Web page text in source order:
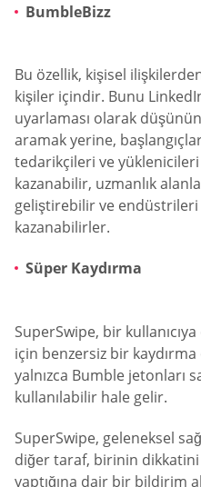
BumbleBizz
Bu özellik, kişisel
kişiler içindir. Bunu
uyarlaması olarak
aramak yerine,
tedarikçileri ve
kazanabilir, uzmanlık
geliştirebilir ve endüstrileri
kazanabilirler.
Süper Kaydırma
SuperSwipe, bir
için benzersiz bir
yalnızca Bumble jetonları
kullanılabilir hale gelir.
SuperSwipe, geleneksel
diğer taraf, birinin
yaptığına dair bir bildirim